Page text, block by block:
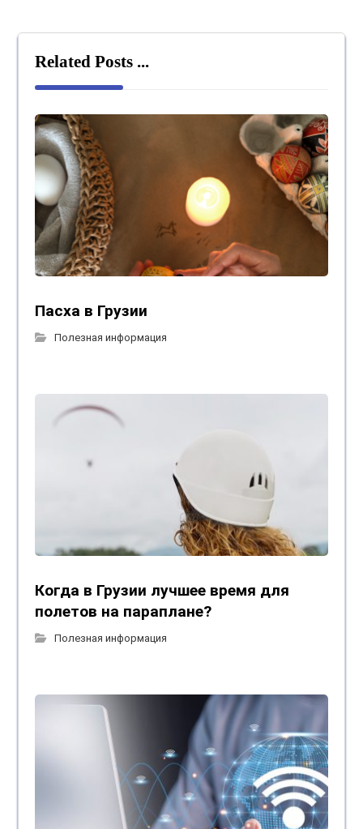
Related Posts ...
Пасха в Грузии
Полезная информация
Когда в Грузии лучшее время для
полетов на параплане?
Полезная информация